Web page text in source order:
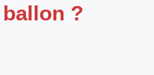
?